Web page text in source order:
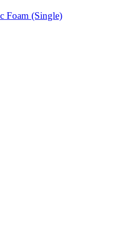
Foam (Single)